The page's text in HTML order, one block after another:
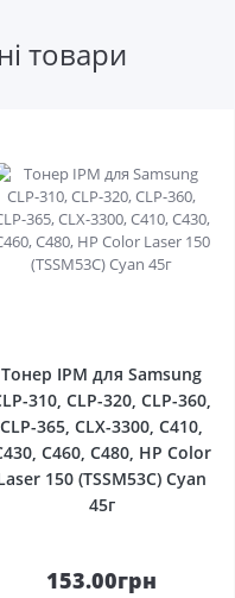
товари
Тонер IPM для Samsung
310, CLP-320, CLP-360,
CLP-365, CLX-3300, C410,
C460, C480, HP Color
150 (TSSM53C) Cyan
45г
153.00грн